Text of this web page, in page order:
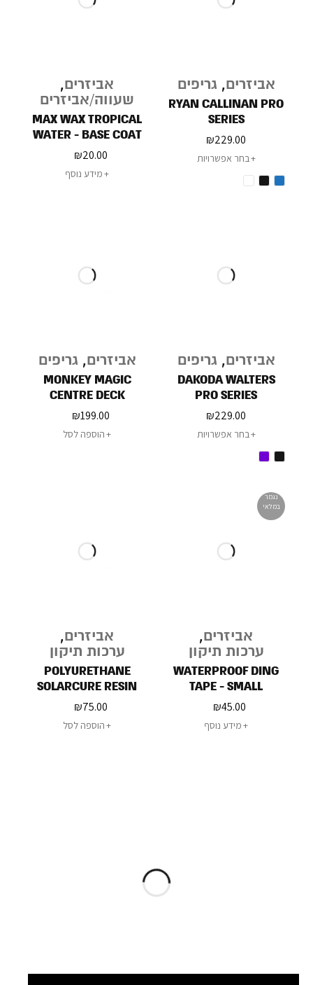
אביזרים, גריפים
RYAN CALLINAN PRO
SERIES
₪229.00
בחר אפשרויות
אביזרים,
שעווה/אביזרים
MAX WAX TROPICAL
WATER - BASE COAT
WAX 75G
₪20.00
מידע נוסף
אביזרים, גריפים
DAKODA WALTERS
PRO SERIES
₪229.00
בחר אפשרויות
אביזרים, גריפים
MONKEY MAGIC
CENTRE DECK
₪199.00
הוספה לסל
נגמר
במלאי
אביזרים,
ערכות תיקון
WATERPROOF DING
TAPE - SMALL
₪45.00
מידע נוסף
אביזרים,
ערכות תיקון
POLYURETHANE
SOLARCURE RESIN
₪75.00
הוספה לסל